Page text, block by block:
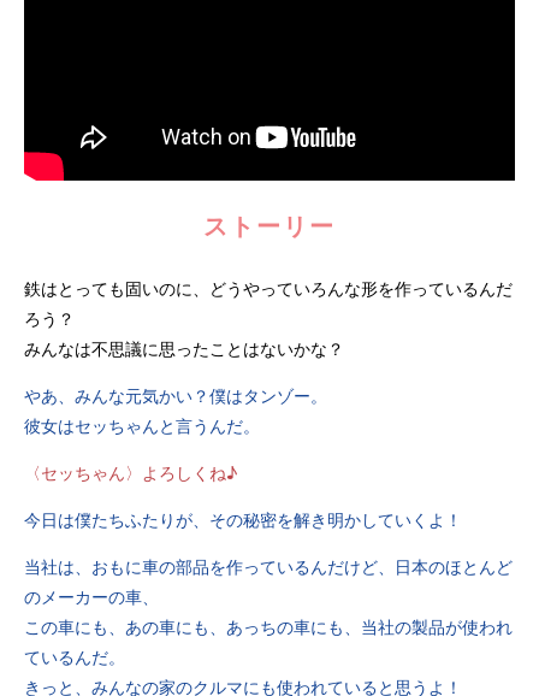
ストーリー
鉄はとっても固いのに、どうやっていろんな形を作っているんだ
ろう？
みんなは不思議に思ったことはないかな？
やあ、みんな元気かい？僕はタンゾー。
彼女はセッちゃんと言うんだ。
〈セッちゃん〉よろしくね♪
今日は僕たちふたりが、その秘密を解き明かしていくよ！
当社は、おもに車の部品を作っているんだけど、日本のほとんど
のメーカーの車、
この車にも、あの車にも、あっちの車にも、当社の製品が使われ
ているんだ。
きっと、みんなの家のクルマにも使われていると思うよ！